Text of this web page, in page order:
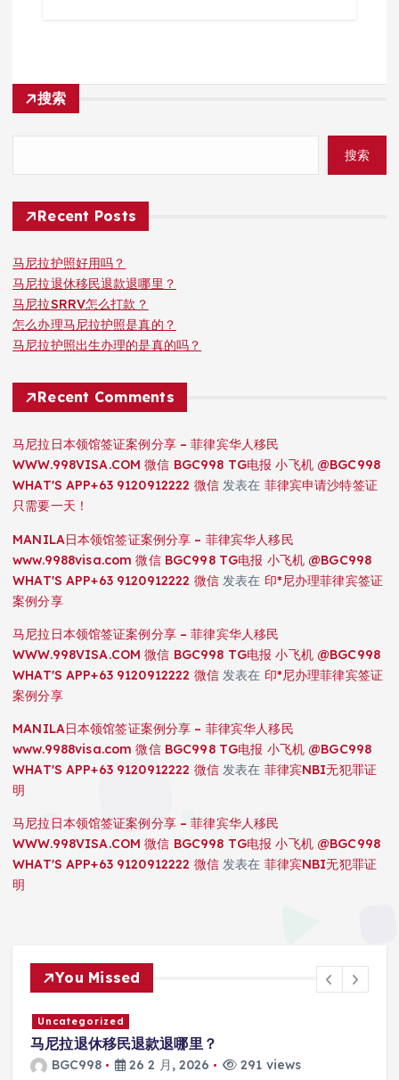
搜索
搜索
Recent Posts
马尼拉护照好用吗？
马尼拉退休移民退款退哪里？
马尼拉SRRV怎么打款？
怎么办理马尼拉护照是真的？
马尼拉护照出生办理的是真的吗？
Recent Comments
马尼拉日本领馆签证案例分享 – 菲律宾华人移民
WWW.998VISA.COM 微信 BGC998 TG电报 小飞机 @BGC998
WHAT'S APP+63 9120912222 微信发表在 菲律宾申请沙特签证
只需要一天！
MANILA日本领馆签证案例分享 – 菲律宾华人移民
www.9988visa.com 微信 BGC998 TG电报 小飞机 @BGC998
WHAT'S APP+63 9120912222 微信发表在 印*尼办理菲律宾签证
案例分享
马尼拉日本领馆签证案例分享 – 菲律宾华人移民
WWW.998VISA.COM 微信 BGC998 TG电报 小飞机 @BGC998
WHAT'S APP+63 9120912222 微信发表在 印*尼办理菲律宾签证
案例分享
MANILA日本领馆签证案例分享 – 菲律宾华人移民
www.9988visa.com 微信 BGC998 TG电报 小飞机 @BGC998
WHAT'S APP+63 9120912222 微信发表在 菲律宾NBI无犯罪证
明
马尼拉日本领馆签证案例分享 – 菲律宾华人移民
WWW.998VISA.COM 微信 BGC998 TG电报 小飞机 @BGC998
WHAT'S APP+63 9120912222 微信发表在 菲律宾NBI无犯罪证
明
You Missed
Uncategorized
马尼拉退休移民退款退哪里？
BGC998 26 2 月, 2026 291 views